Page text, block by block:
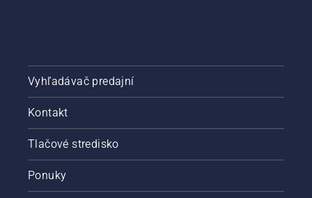
Vyhľadávač predajní
Kontakt
Tlačové stredisko
Ponuky